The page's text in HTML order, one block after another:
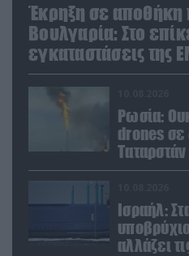
Έκρηξη σε αποθήκη
Βουλγαρία: Στο
εγκαταστάσεις της
προμηθεύει την
Ρωσία:
drones σε
Ισραήλ:
αλλάζει